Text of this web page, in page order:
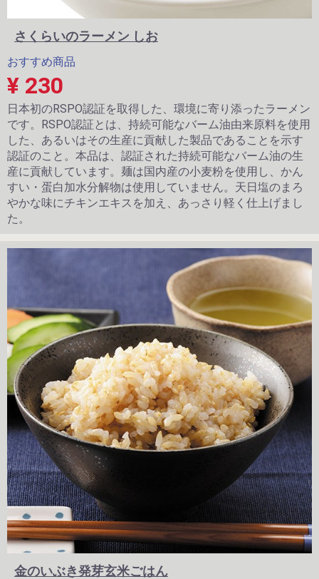
さくらいのラーメン しお
おすすめ商品
¥ 230
日本初のRSPO認証を取得した、環境に寄り添ったラーメン
です。RSPO認証とは、持続可能なバーム油由来原料を使用
した、あるいはその生産に貢献した製品であることを示す
認証のこと。本品は、認証された持続可能なバーム油の生
産に貢献しています。麺は国内産の小麦粉を使用し、かん
すい・蛋白加水分解物は使用していません。天日塩のまろ
やかな味にチキンエキスを加え、あっさり軽く仕上げまし
た。
金のいぶき発芽玄米ごはん